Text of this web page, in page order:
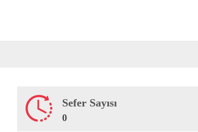
Sefer Sayısı
0